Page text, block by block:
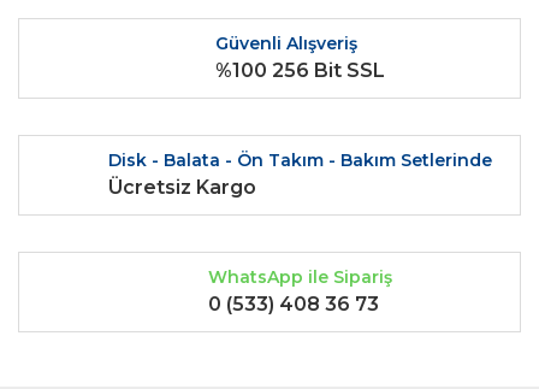
Güvenli Alışveriş
%100 256 Bit SSL
Disk - Balata - Ön Takım - Bakım Setlerinde
Ücretsiz Kargo
WhatsApp ile Sipariş
0 (533) 408 36 73